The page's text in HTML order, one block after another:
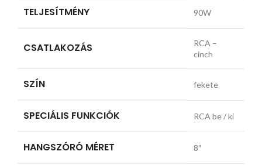
TELJESÍTMÉNY 90W
CSATLAKOZÁS
RCA –
cinch
SZÍN fekete
SPECIÁLIS FUNKCIÓK RCA be / ki
HANGSZÓRÓ MÉRET 8″